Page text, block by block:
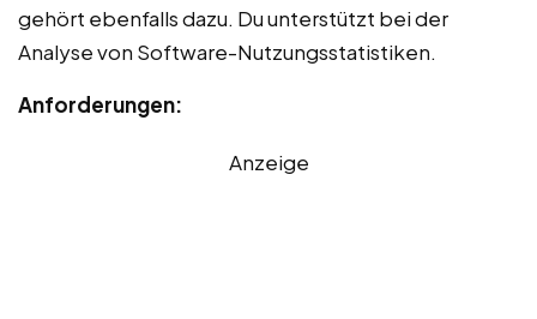
gehört ebenfalls dazu. Du unterstützt bei der
Analyse von Software-Nutzungsstatistiken.
Anforderungen:
Anzeige